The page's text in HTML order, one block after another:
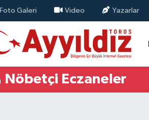
Foto Galeri Video Yazarlar
Nöbetçi Eczaneler